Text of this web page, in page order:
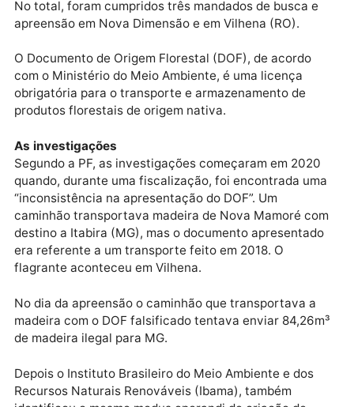
Publicidade
Entre os alvos da operação está uma madeireira
suspeita de emitir DOF falso e tentar transportar
madeira de Rondônia para o estado de Minas Gerais.
No total, foram cumpridos três mandados de busca e
O Documento de Origem Florestal (DOF), de acordo
com o Ministério do Meio Ambiente, é uma licença
obrigatória para o transporte e armazenamento de
produtos florestais de origem nativa.
As investigações
quando, durante uma fiscalização, foi encontrada
“inconsistência na apresentação do DOF”. Um
caminhão transportava madeira de Nova Mamoré
era referente a um transporte feito em 2018. O
flagrante aconteceu em Vilhena.